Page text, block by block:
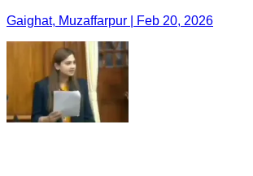
Gaighat, Muzaffarpur | Feb 20, 2026